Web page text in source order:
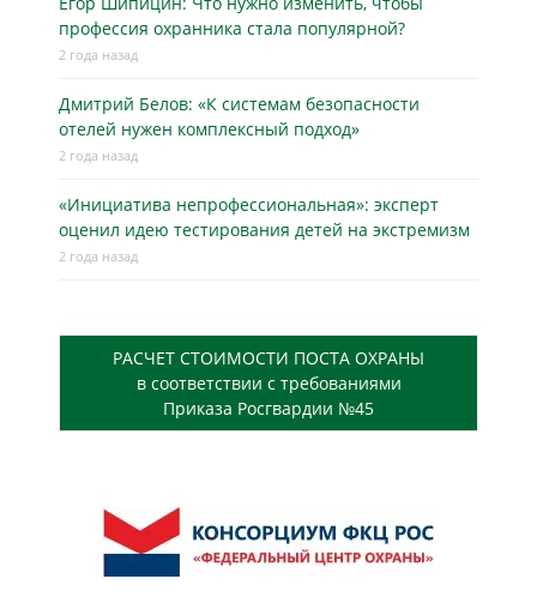
профессия охранника стала популярной?
2 года назад
Дмитрий Белов: «К системам безопасности
отелей нужен комплексный подход»
2 года назад
«Инициатива непрофессиональная»: эксперт
оценил идею тестирования детей на экстремизм
2 года назад
РАСЧЕТ СТОИМОСТИ ПОСТА ОХРАНЫ
в соответствии с требованиями
Приказа Росгвардии №45